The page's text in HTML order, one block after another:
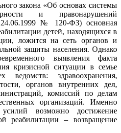
закона «Об основах системы
и правонарушений
24.06.1999 № 120-ФЗ) основная
детей, находящихся в
ложится на сеть органов и
защиты населения. Однако
выявления факта
кризисной ситуации в семье
ведомств: здравоохранения,
органов внутренних дел,
комиссий по делам
организаций. Именно
усилий возможно достижение
реабилитации – возвращение